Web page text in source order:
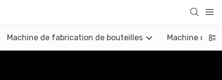
Machine de fabrication de bouteilles Machine de